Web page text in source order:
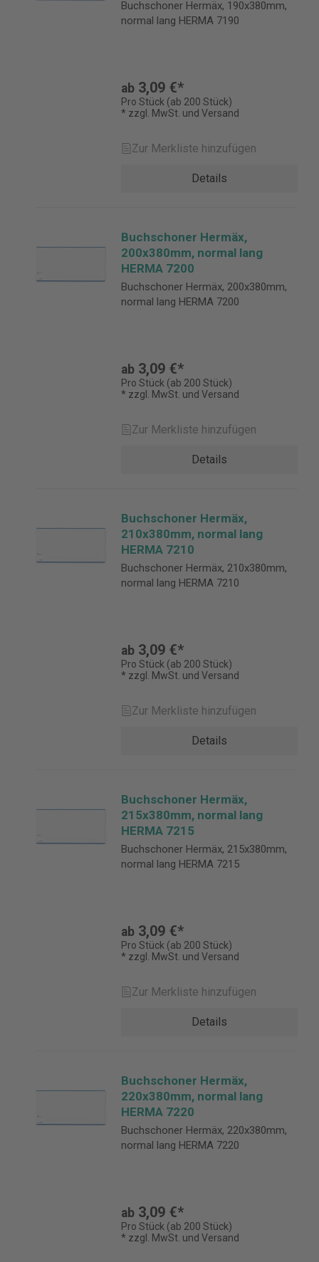
Buchschoner Hermäx, 190x380mm,
normal lang HERMA 7190
ab 3,09 €*
Pro Stück (ab 200 Stück)
* zzgl. MwSt. und Versand
Zur Merkliste hinzufügen
Details
Buchschoner Hermäx,
200x380mm, normal lang
HERMA 7200
Buchschoner Hermäx, 200x380mm,
normal lang HERMA 7200
ab 3,09 €*
Pro Stück (ab 200 Stück)
* zzgl. MwSt. und Versand
Zur Merkliste hinzufügen
Details
Buchschoner Hermäx,
210x380mm, normal lang
HERMA 7210
Buchschoner Hermäx, 210x380mm,
normal lang HERMA 7210
ab 3,09 €*
Pro Stück (ab 200 Stück)
* zzgl. MwSt. und Versand
Zur Merkliste hinzufügen
Details
Buchschoner Hermäx,
215x380mm, normal lang
HERMA 7215
Buchschoner Hermäx, 215x380mm,
normal lang HERMA 7215
ab 3,09 €*
Pro Stück (ab 200 Stück)
* zzgl. MwSt. und Versand
Zur Merkliste hinzufügen
Details
Buchschoner Hermäx,
220x380mm, normal lang
HERMA 7220
Buchschoner Hermäx, 220x380mm,
normal lang HERMA 7220
ab 3,09 €*
Pro Stück (ab 200 Stück)
* zzgl. MwSt. und Versand